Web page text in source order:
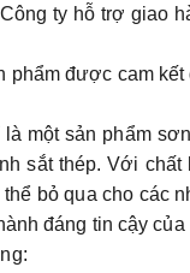
ty hỗ trợ giao
phẩm được cam
là một sản phẩm
sắt thép. Với
bỏ qua cho các
đáng tin cậy
: